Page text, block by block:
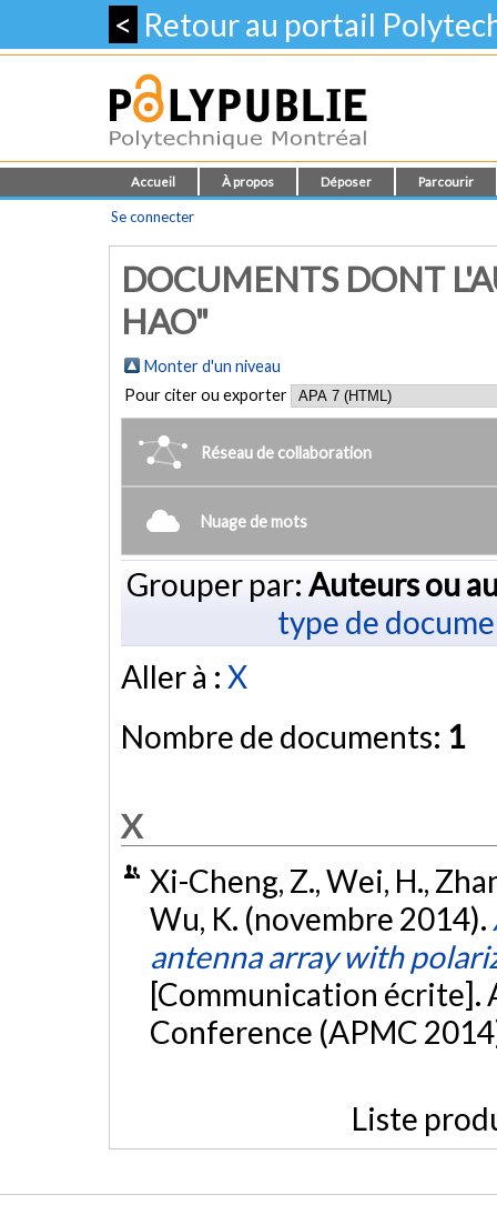
< Retour au portail
Accueil À propos Déposer Parcourir
Se connecter
DOCUMENTS DONT
HAO"
Monter d'un niveau
Pour citer ou exporter
Réseau de collaboration
Nuage de mots
Grouper par: Auteurs ou
type de
Aller à : X
Nombre de documents: 1
X
Xi-Cheng, Z., Wei, H.,
Wu, K. (novembre 2014).
antenna array with
[Communication écrite].
Conference (APMC
Liste